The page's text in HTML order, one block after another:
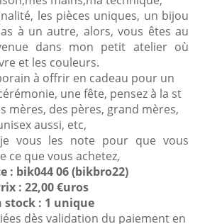
les pièces uniques, un bijou
à un autre, alors, vous êtes au
dans mon petit atelier où
et les couleurs.
à offrir en cadeau pour un
une fête, pensez à la st
mères, des pères, grand mères,
aussi, etc,
vous les note pour que vous
ce que vous achetez,
: bik044 06 (bikbro22)
: 22,00 €uros
stock : 1 unique
dès validation du paiement en